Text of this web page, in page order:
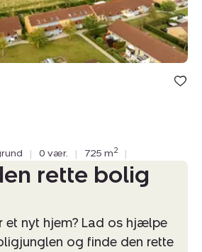
| 0 vær. | 725 m2 |
rette bolig
et nyt hjem? Lad os hjælpe
og finde den rette